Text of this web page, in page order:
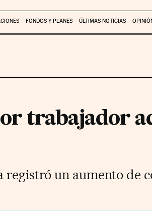
FONDOS Y PLANES ÚLTIMAS NOTICIAS
trabajador
un aumento de